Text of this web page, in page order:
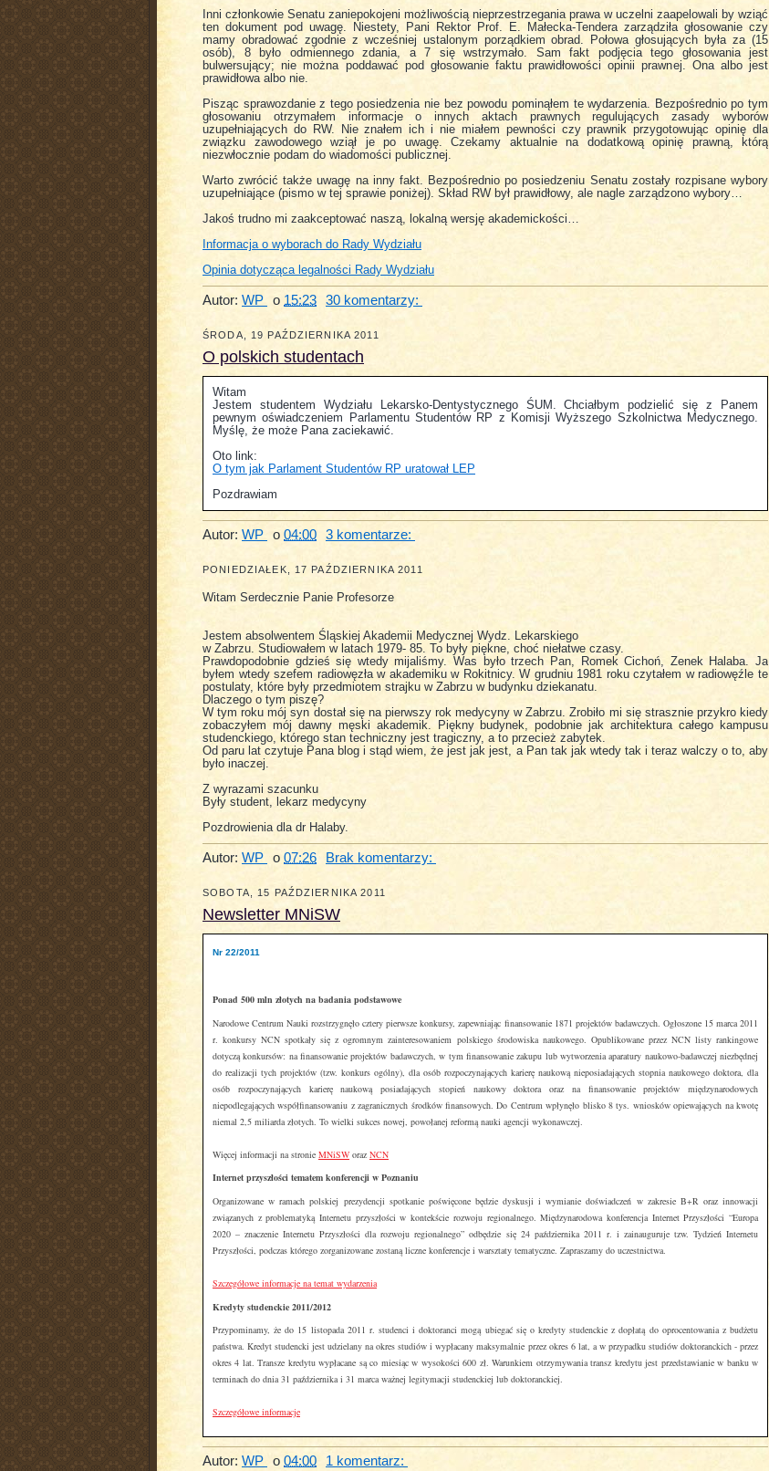
Inni członkowie Senatu zaniepokojeni możliwością nieprzestrzegania prawa w uczelni zaapelowali by wziąć
ten dokument pod uwagę. Niestety, Pani Rektor Prof. E. Małecka-Tendera zarządziła głosowanie czy
mamy obradować zgodnie z wcześniej ustalonym porządkiem obrad. Połowa głosujących była za (15
osób), 8 było odmiennego zdania, a 7 się wstrzymało. Sam fakt podjęcia tego głosowania jest
bulwersujący; nie można poddawać pod głosowanie faktu prawidłowości opinii prawnej. Ona albo jest
prawidłowa albo nie.
Pisząc sprawozdanie z tego posiedzenia nie bez powodu pominąłem te wydarzenia. Bezpośrednio po tym
głosowaniu otrzymałem informacje o innych aktach prawnych regulujących zasady wyborów
uzupełniających do RW. Nie znałem ich i nie miałem pewności czy prawnik przygotowując opinię dla
związku zawodowego wziął je po uwagę. Czekamy aktualnie na dodatkową opinię prawną, którą
niezwłocznie podam do wiadomości publicznej.
Warto zwrócić także uwagę na inny fakt. Bezpośrednio po posiedzeniu Senatu zostały rozpisane wybory
uzupełniające (pismo w tej sprawie poniżej). Skład RW był prawidłowy, ale nagle zarządzono wybory…
Jakoś trudno mi zaakceptować naszą, lokalną wersję akademickości…
Informacja o wyborach do Rady Wydziału
Opinia dotycząca legalności Rady Wydziału
Autor: WP o 15:23 30 komentarzy:
ŚRODA, 19 PAŹDZIERNIKA 2011
O polskich studentach
Witam
Jestem studentem Wydziału Lekarsko-Dentystycznego ŚUM. Chciałbym podzielić się z Panem
pewnym oświadczeniem Parlamentu Studentów RP z Komisji Wyższego Szkolnictwa Medycznego.
Myślę, że może Pana zaciekawić.
Oto link:
O tym jak Parlament Studentów RP uratował LEP
Pozdrawiam
Autor: WP o 04:00 3 komentarze:
PONIEDZIAŁEK, 17 PAŹDZIERNIKA 2011
Witam Serdecznie Panie Profesorze
Jestem absolwentem Śląskiej Akademii Medycznej Wydz. Lekarskiego
w Zabrzu. Studiowałem w latach 1979- 85. To były piękne, choć niełatwe czasy.
Prawdopodobnie gdzieś się wtedy mijaliśmy. Was było trzech Pan, Romek Cichoń, Zenek Halaba. Ja
byłem wtedy szefem radiowęzła w akademiku w Rokitnicy. W grudniu 1981 roku czytałem w radiowęźle te
postulaty, które były przedmiotem strajku w Zabrzu w budynku dziekanatu.
Dlaczego o tym piszę?
W tym roku mój syn dostał się na pierwszy rok medycyny w Zabrzu. Zrobiło mi się strasznie przykro kiedy
zobaczyłem mój dawny męski akademik. Piękny budynek, podobnie jak architektura całego kampusu
studenckiego, którego stan techniczny jest tragiczny, a to przecież zabytek.
Od paru lat czytuje Pana blog i stąd wiem, że jest jak jest, a Pan tak jak wtedy tak i teraz walczy o to, aby
było inaczej.
Z wyrazami szacunku
Były student, lekarz medycyny
Pozdrowienia dla dr Halaby.
Autor: WP o 07:26 Brak komentarzy:
SOBOTA, 15 PAŹDZIERNIKA 2011
Newsletter MNiSW
Nr 22/2011
Ponad 500 mln złotych na badania podstawowe
Narodowe Centrum Nauki rozstrzygnęło cztery pierwsze konkursy, zapewniając finansowanie 1871 projektów badawczych. Ogłoszone 15 marca 2011
r. konkursy NCN spotkały się z ogromnym zainteresowaniem polskiego środowiska naukowego. Opublikowane przez NCN listy rankingowe
dotyczą konkursów: na finansowanie projektów badawczych, w tym finansowanie zakupu lub wytworzenia aparatury naukowo-badawczej niezbędnej
do realizacji tych projektów (tzw. konkurs ogólny), dla osób rozpoczynających karierę naukową nieposiadających stopnia naukowego doktora, dla
osób rozpoczynających karierę naukową posiadających stopień naukowy doktora oraz na finansowanie projektów międzynarodowych
niepodlegających współfinansowaniu z zagranicznych środków finansowych. Do Centrum wpłynęło blisko 8 tys. wniosków opiewających na kwotę
niemal 2,5 miliarda złotych. To wielki sukces nowej, powołanej reformą nauki agencji wykonawczej.
Więcej informacji na stronie MNiSW oraz NCN
Internet przyszłości tematem konferencji w Poznaniu
Organizowane w ramach polskiej prezydencji spotkanie poświęcone będzie dyskusji i wymianie doświadczeń w zakresie B+R oraz innowacji
związanych z problematyką Internetu przyszłości w kontekście rozwoju regionalnego. Międzynarodowa konferencja Internet Przyszłości “Europa
2020 – znaczenie Internetu Przyszłości dla rozwoju regionalnego” odbędzie się 24 października 2011 r. i zainauguruje tzw. Tydzień Internetu
Przyszłości, podczas którego zorganizowane zostaną liczne konferencje i warsztaty tematyczne. Zapraszamy do uczestnictwa.
Szczegółowe informacje na temat wydarzenia
Kredyty studenckie 2011/2012
Przypominamy, że do 15 listopada 2011 r. studenci i doktoranci mogą ubiegać się o kredyty studenckie z dopłatą do oprocentowania z budżetu
państwa. Kredyt studencki jest udzielany na okres studiów i wypłacany maksymalnie przez okres 6 lat, a w przypadku studiów doktoranckich - przez
okres 4 lat. Transze kredytu wypłacane są co miesiąc w wysokości 600 zł. Warunkiem otrzymywania transz kredytu jest przedstawianie w banku w
terminach do dnia 31 października i 31 marca ważnej legitymacji studenckiej lub doktoranckiej.
Szczegółowe informacje
Autor: WP o 04:00 1 komentarz: